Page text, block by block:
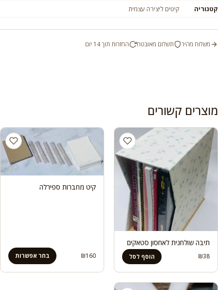
קטגוריה
קיטים ליצירה עצמית
משלוח מהיר תשלום מאובטח החזרות תוך 14 יום
מוצרים קשורים
תיבה שולחנית לאחסון סטאקים
₪38 הוסף לסל
קיט מחברות ספירלה
₪160 בחר אפשרות